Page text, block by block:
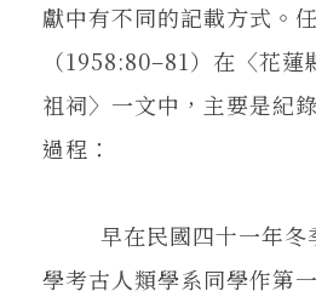
獻中有不同的記載方式。
（1958:80–81）在〈花
祖祠〉一文中，主要是紀
過程：
早在民國四十一年冬
學考古人類學系同學作第